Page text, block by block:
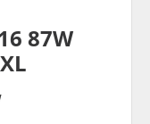
87W